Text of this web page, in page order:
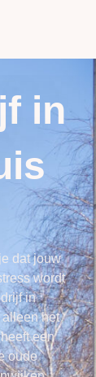
in
dat jouw
wordt
in
het
een
oude